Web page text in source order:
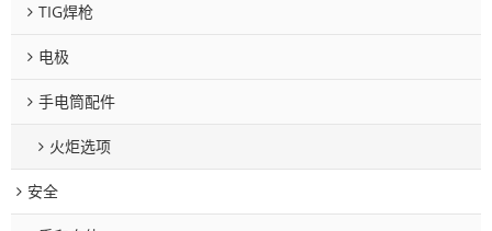
TIG焊枪
电极
手电筒配件
火炬选项
安全